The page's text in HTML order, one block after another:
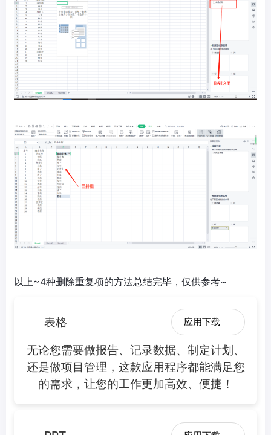
以上~4种删除重复项的方法总结完毕，仅供参考~
表格 应用下载
无论您需要做报告、记录数据、制定计划、
还是做项目管理，这款应用程序都能满足您
的需求，让您的工作更加高效、便捷！